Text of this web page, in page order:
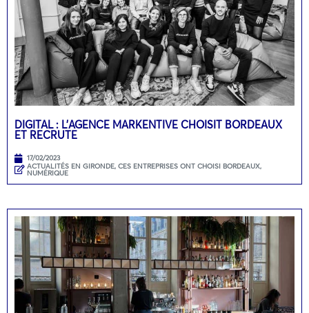
DIGITAL : L’AGENCE MARKENTIVE CHOISIT BORDEAUX
ET RECRUTE
17/02/2023
ACTUALITÉS EN GIRONDE, CES ENTREPRISES ONT CHOISI BORDEAUX,
NUMÉRIQUE